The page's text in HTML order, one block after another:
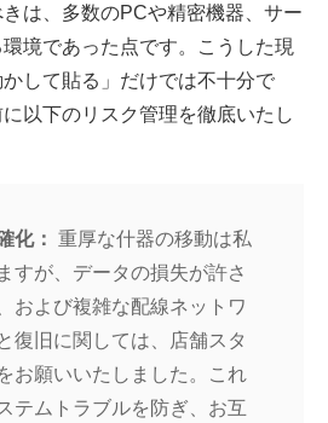
は、多数のPCや精密機器、サー
境であった点です。こうした現
して貼る」だけでは不十分で
以下のリスク管理を徹底いたし
化： 重厚な什器の移動は私
すが、データの損失が許さ
および複雑な配線ネットワ
復旧に関しては、店舗スタ
お願いいたしました。これ
テムトラブルを防ぎ、お互